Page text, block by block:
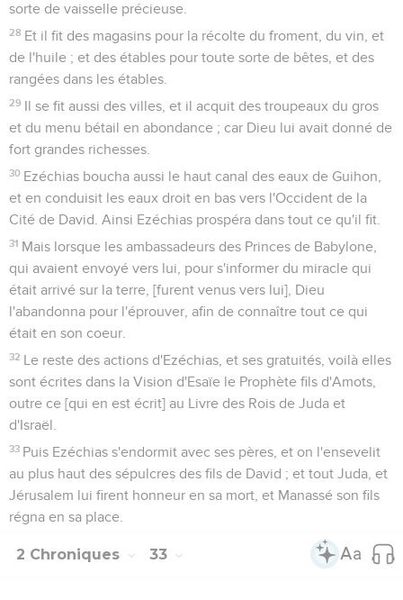
sorte de vaisselle précieuse.
28 Et il fit des magasins pour la récolte du froment, du vin, et
de l'huile ; et des étables pour toute sorte de bêtes, et des
rangées dans les étables.
29 Il se fit aussi des villes, et il acquit des troupeaux du gros
et du menu bétail en abondance ; car Dieu lui avait donné de
fort grandes richesses.
30 Ezéchias boucha aussi le haut canal des eaux de Guihon,
et en conduisit les eaux droit en bas vers l'Occident de la
Cité de David. Ainsi Ezéchias prospéra dans tout ce qu'il fit.
31 Mais lorsque les ambassadeurs des Princes de Babylone,
qui avaient envoyé vers lui, pour s'informer du miracle qui
était arrivé sur la terre, [furent venus vers lui], Dieu
l'abandonna pour l'éprouver, afin de connaître tout ce qui
était en son coeur.
32 Le reste des actions d'Ezéchias, et ses gratuités, voilà elles
sont écrites dans la Vision d'Esaïe le Prophète fils d'Amots,
outre ce [qui en est écrit] au Livre des Rois de Juda et
d'Israël.
33 Puis Ezéchias s'endormit avec ses pères, et on l'ensevelit
au plus haut des sépulcres des fils de David ; et tout Juda, et
Jérusalem lui firent honneur en sa mort, et Manassé son fils
régna en sa place.
2 Chroniques 33